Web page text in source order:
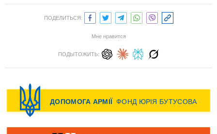
ПОДЕЛИТЬСЯ:
Мне нравится
ПОДЫТОЖИТЬ: